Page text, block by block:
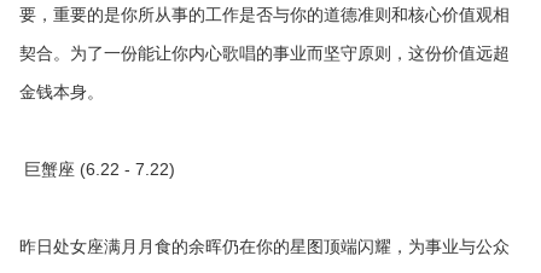
要，重要的是你所从事的工作是否与你的道德准则和核心价值观相
契合。为了一份能让你内心歌唱的事业而坚守原则，这份价值远超
金钱本身。
巨蟹座 (6.22 - 7.22)
昨日处女座满月月食的余晖仍在你的星图顶端闪耀，为事业与公众